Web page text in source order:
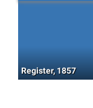
Register, 1857